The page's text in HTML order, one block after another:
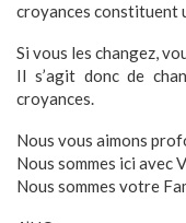
croyances constituent
Si vous les changez,
Il s’agit donc de
croyances.
Nous vous aimons
Nous sommes ici avec
Nous sommes votre